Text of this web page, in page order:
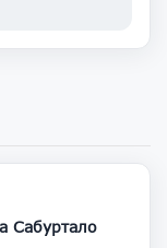
360 000
Квартира на Сабуртало